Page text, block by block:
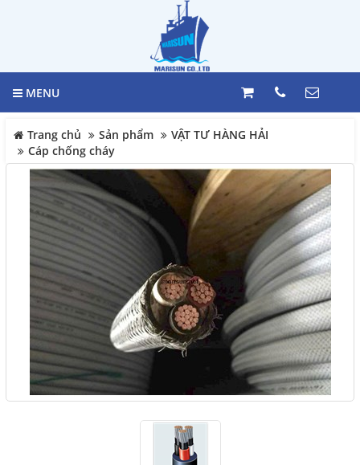
MENU
Trang chủ Sản phẩm
VẬT TƯ HÀNG HẢI
Cáp chống cháy
Giới thiệu
Sản phẩm
VẬT TƯ HÀNG HẢI
TỦ ĐIỆN
HỆ THỐNG BÁO MỨC
HỆ THỐNG MÁY LÁI
BÁO CHÁY
MARINE EQUIPMENT
Thiết bị Công nghiệp Daikin
Nhật Bản
THI CÔNG, LẮP ĐẶT TÀU
CHẤT NHỒI
Cáp điện Bumhan, Cáp điện
GIỎ HÀNG
LIÊN HỆ
Hotline
098 392 0098 -
0983117524
244 Bùi văn Ba, Phường Tân
Thuận, Quận 7, Tp. HCM
Điện thoại
098 392 0098 - 098 311 7524
COPYRIGHT 2017. ALL RIGHTS RESERVED